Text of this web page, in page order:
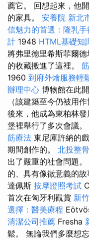
薦它。 回想起來，他
的家具。 安養院 新北
信魅力的首選：隆乳手
計 1948 HTML基礎知
將弗里德里希斯菲爾
的收藏搬進了這裡。
1960 到府外燴服務輕
辦理中心 博物館在此
（該建築至今仍被用
後來，他成為東柏林
堡裡舉行了多次會議
筋療法 東尼庫許納的
期間創作的。 北投整
出了嚴重的社會問題。
的、具有像徵意義的故
達佩斯 按摩證照考試
首次在匈牙利觀賞 新
選擇：醫美療程
清潔公司推薦 Fresha
鬆。 無論我們多麼想